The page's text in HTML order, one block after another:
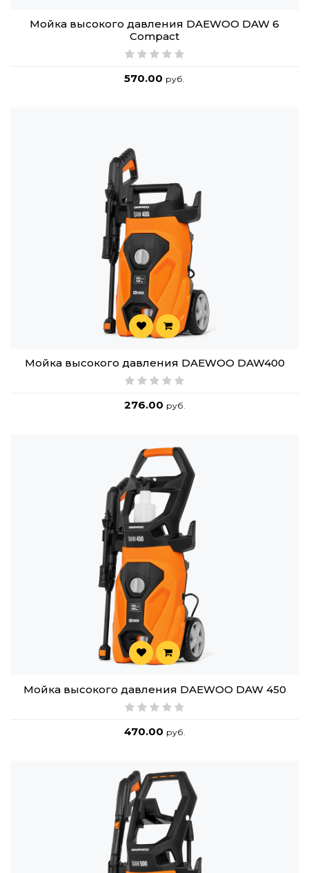
Мойка высокого давления DAEWOO DAW 6
Compact
570.00 руб.
Мойка высокого давления DAEWOO DAW400
276.00 руб.
Мойка высокого давления DAEWOO DAW 450
470.00 руб.